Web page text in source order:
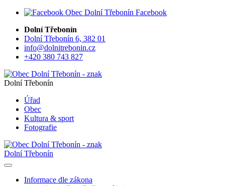
Facebook
Dolní Třebonín
Dolní Třebonín 6, 382 01
info@dolnitrebonin.cz
+420 380 743 827
Dolní Třebonín
Úřad
Obec
Kultura & sport
Fotografie
Dolní Třebonín
Informace dle zákona